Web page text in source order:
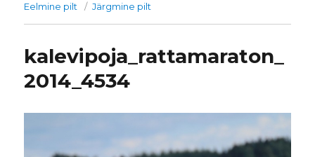
Eelmine pilt Järgmine pilt
kalevipoja_rattamaraton_
2014_4534